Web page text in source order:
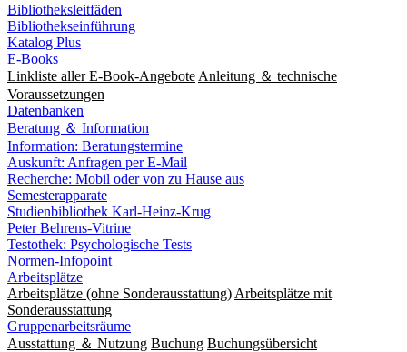
Bibliotheksleitfäden
Bibliothekseinführung
Katalog Plus
E-Books
Linkliste aller E-Book-Angebote Anleitung ＆ technische
Voraussetzungen
Datenbanken
Beratung ＆ Information
Information: Beratungstermine
Auskunft: Anfragen per E-Mail
Recherche: Mobil oder von zu Hause aus
Semesterapparate
Studienbibliothek Karl-Heinz-Krug
Peter Behrens-Vitrine
Testothek: Psychologische Tests
Normen-Infopoint
Arbeitsplätze
Arbeitsplätze (ohne Sonderausstattung) Arbeitsplätze mit
Sonderausstattung
Gruppenarbeitsräume
Ausstattung ＆ Nutzung Buchung Buchungsübersicht